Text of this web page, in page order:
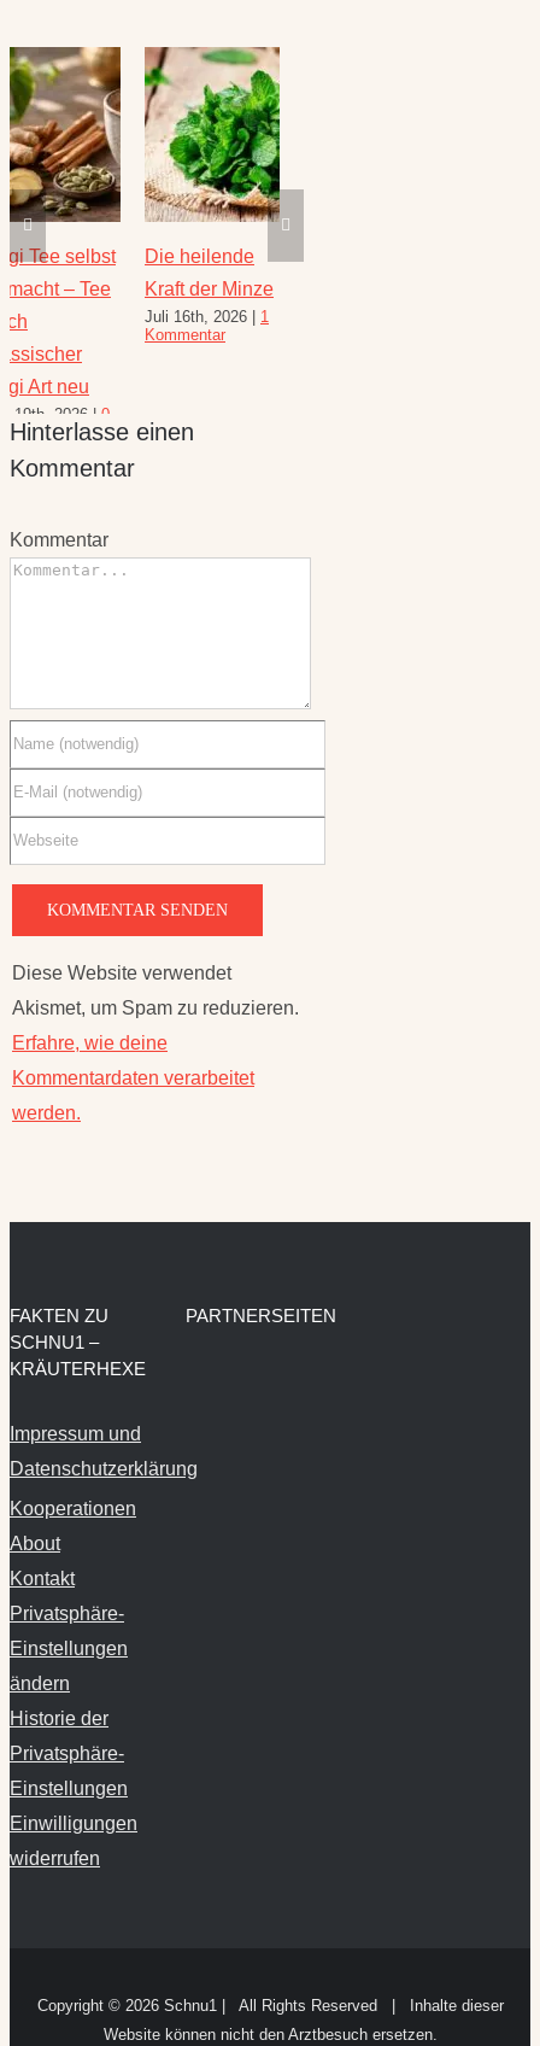
Die heilende
Kraft der Minze
Juli 16th, 2026
Kommentar
Salbei –
Heilwirkung
und Rezepte
Hinterlasse einen
Kommentar
Akismet, um Spam zu reduzieren.
Erfahre, wie deine
Kommentardaten verarbeitet
werden.
SCHNU1 –
KRÄUTERHEXE
Datenschutzerklärung
Kooperationen
About
Kontakt
Privatsphäre-
Einstellungen
ändern
Historie der
Privatsphäre-
Einstellungen
Einwilligungen
widerrufen
Website können nicht den Arztbesuch ersetzen.